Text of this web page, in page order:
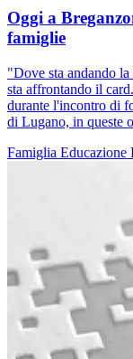
Oggi a
famiglie
"Dove sta andando
sta affrontando il
durante l'incontro di
di Lugano, in queste
Famiglia Educazione